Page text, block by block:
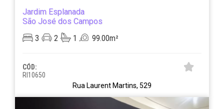
Jardim Esplanada
São José dos Campos
3
2 1 99.00m²
CÓD:
RI10650
Rua Laurent Martins, 529